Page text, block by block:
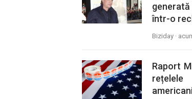
într-o
Biziday ·
Raport
rețelele